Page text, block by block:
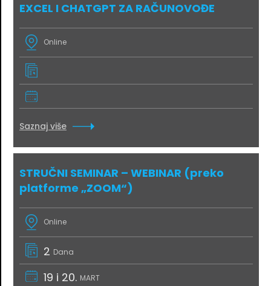
EXCEL I CHATGPT ZA RAČUNOVOĐE
Online
Saznaj više
STRUČNI SEMINAR – WEBINAR (preko
platforme „ZOOM“)
Online
2 Dana
19 i 20. MART